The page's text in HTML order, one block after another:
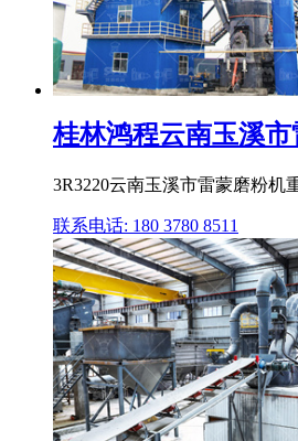
桂林鸿程云南玉溪
3R3220云南玉溪市雷蒙磨粉机
联系电话: 180 3780 8511